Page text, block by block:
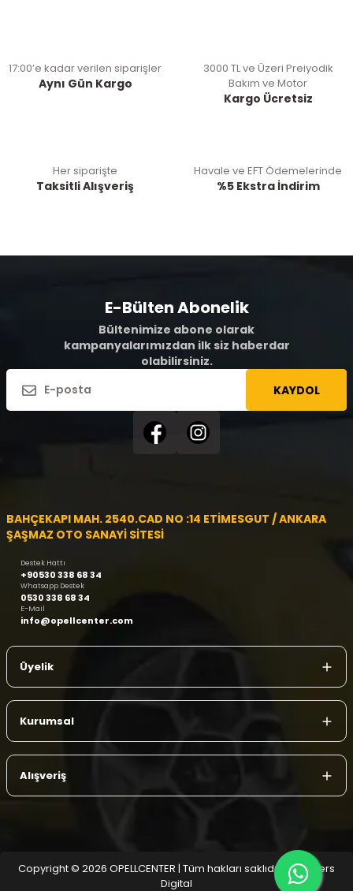
17:00’e kadar verilen siparişler
Aynı Gün Kargo
3000 TL ve Üzeri Preiyodik
Bakım ve Motor
Kargo Ücretsiz
Her siparişte
Taksitli Alışveriş
Havale ve EFT Ödemelerinde
%5 Ekstra İndirim
E-Bülten Abonelik
Bültenimize abone olarak
kampanyalarımızdan ilk siz haberdar
olabilirsiniz.
KAYDOL
BAHÇEKAPI MAH. 2540.CAD NO :14 ETİMESGUT / ANKARA
ŞAŞMAZ OTO SANAYİ SİTESİ
Destek Hattı
+90530 338 68 34
Whatsapp Destek
0530 338 68 34
E-Mail
info@opellcenter.com
Üyelik
Kurumsal
Alışveriş
Copyright © 2026 OPELLCENTER | Tüm hakları saklıdır.
| Reliefers
Digital